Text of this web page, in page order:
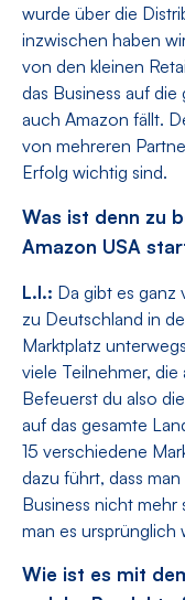
wurde über die
inzwischen haben
von den kleinen
das Business auf
auch Amazon fällt.
von mehreren
Erfolg wichtig sind.
Was ist denn zu
Amazon USA
L.I.: Da gibt es ganz
zu Deutschland in
Marktplatz
viele Teilnehmer, die
Befeuerst du also
auf das gesamte
15 verschiedene
dazu führt, dass
Business nicht mehr
man es ursprünglich
Wie ist es mit